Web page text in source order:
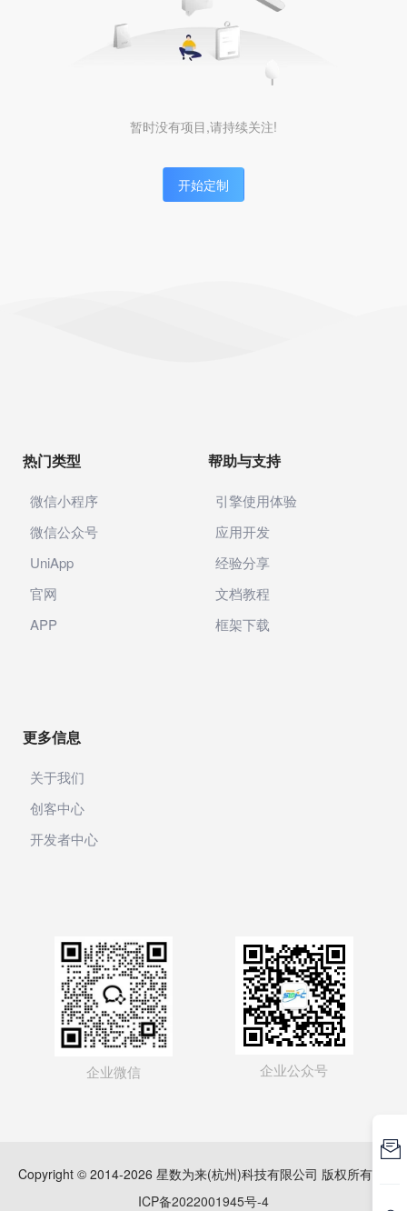
暂时没有项目,请持续关注!
开始定制
热门类型
微信小程序
微信公众号
UniApp
官网
APP
帮助与支持
引擎使用体验
应用开发
经验分享
文档教程
框架下载
更多信息
关于我们
创客中心
开发者中心
企业微信 企业公众号
Copyright © 2014-2026 星数为来(杭州)科技有限公司 版权所有
ICP备2022001945号-4
